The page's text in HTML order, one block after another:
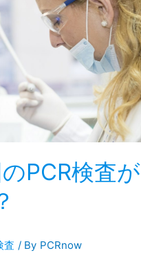
PCR検査が
査 / By PCRnow